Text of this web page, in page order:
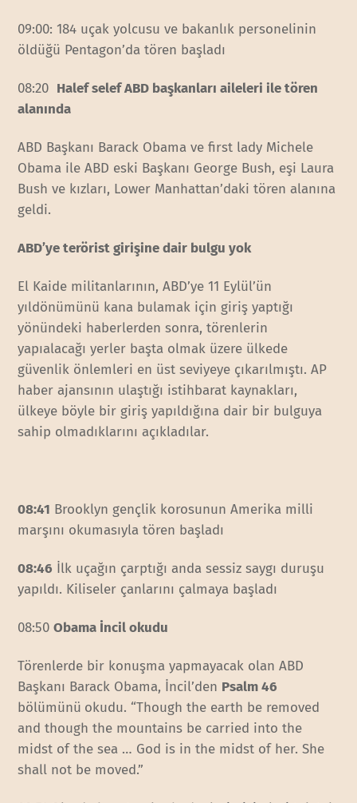
09:00: 184 uçak yolcusu ve bakanlık personelinin
öldüğü Pentagon’da tören başladı
08:20 Halef selef ABD başkanları aileleri ile tören
alanında
ABD Başkanı Barack Obama ve first lady Michele
Obama ile ABD eski Başkanı George Bush, eşi Laura
Bush ve kızları, Lower Manhattan’daki tören alanına
geldi.
ABD’ye terörist girişine dair bulgu yok
El Kaide militanlarının, ABD’ye 11 Eylül’ün
yıldönümünü kana bulamak için giriş yaptığı
yönündeki haberlerden sonra, törenlerin
yapıalacağı yerler başta olmak üzere ülkede
güvenlik önlemleri en üst seviyeye çıkarılmıştı. AP
haber ajansının ulaştığı istihbarat kaynakları,
ülkeye böyle bir giriş yapıldığına dair bir bulguya
sahip olmadıklarını açıkladılar.
08:41 Brooklyn gençlik korosunun Amerika milli
marşını okumasıyla tören başladı
08:46 İlk uçağın çarptığı anda sessiz saygı duruşu
yapıldı. Kiliseler çanlarını çalmaya başladı
08:50Obama İncil okudu
Törenlerde bir konuşma yapmayacak olan ABD
Başkanı Barack Obama, İncil’den Psalm 46
bölümünü okudu. “Though the earth be removed
and though the mountains be carried into the
midst of the sea … God is in the midst of her. She
shall not be moved.”